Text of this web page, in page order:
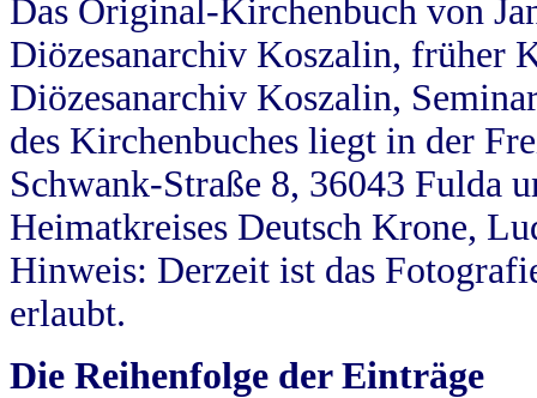
Das Original-Kirchenbuch von
Diözesanarchiv Koszalin, früher
Diözesanarchiv Koszalin,
des Kirchenbuches liegt in der
Schwank-Straße 8, 36043 Fulda
Heimatkreises Deutsch Krone,
Hinweis: Derzeit ist das
erlaubt.
Die Reihenfolge der Einträge